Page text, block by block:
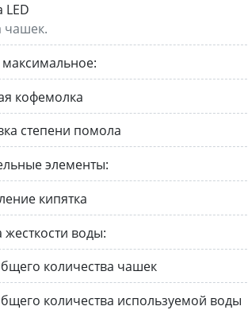
LED
чашек.
кофемолка
степени помола
элементы:
кипятка
жесткости воды:
количества чашек
количества используемой воды